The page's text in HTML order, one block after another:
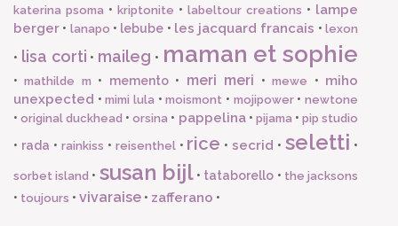
katerina psoma • kriptonite • labeltour creations • lampe
berger • lanapo • lebube • les jacquard francais •lexon
• lisa corti • maileg • maman et sophie
•mathilde m • memento• meri meri •mewe • miho
unexpected •mimi lula •moismont • mojipower•newtone
•original duckhead •orsina • pappelina• pijama • pip studio
• rada • rainkiss • reisenthel• rice •secrid •seletti •
sorbet island • susan bijl• tataborello • the jacksons
• toujours • vivaraise • zafferano •